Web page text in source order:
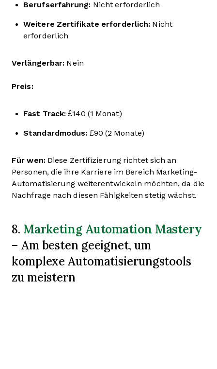
Berufserfahrung: Nicht erforderlich
Weitere Zertifikate erforderlich: Nicht
erforderlich
Verlängerbar: Nein
Preis:
Fast Track:£140 (1 Monat)
Standardmodus: £90 (2 Monate)
Für wen:Diese Zertifizierung richtet sich an
Personen, die ihre Karriere im Bereich Marketing-
Automatisierung weiterentwickeln möchten, da die
Nachfrage nach diesen Fähigkeiten stetig wächst.
8. Marketing Automation Mastery
– Am besten geeignet, um
komplexe Automatisierungstools
zu meistern